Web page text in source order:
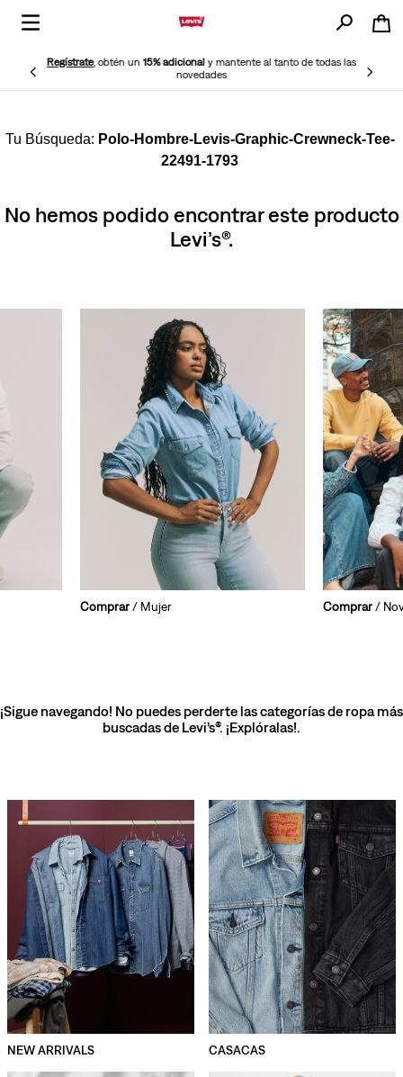
Regístrate, obtén un15% adicionaly mantente al tanto de todas las
novedades
Polo-Hombre-Levis-Graphic-Crewneck-Tee-
22491-1793
No hemos podido encontrar este producto
Levi’s®.
Comprar/ Mujer Comprar/
¡Sigue navegando! No puedes perderte las categorías de ropa más
buscadas de Levi’s®. ¡Explóralas!.
NEW ARRIVALS CASACAS